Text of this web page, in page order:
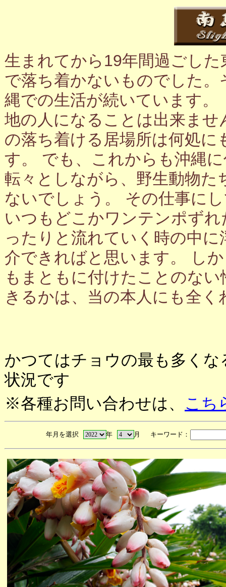
生まれてから19年間過ごし
で落ち着かないものでした
縄での生活が続いています
地の人になることは出来ま
の落ち着ける居場所は何処
す。 でも、これからも沖縄
転々としながら、野生動物
ないでしょう。 その仕事に
いつもどこかワンテンポず
ったりと流れていく時の中
介できればと思います。 し
もまともに付けたことのな
きるかは、当の本人にも全く
かつてはチョウの最も多く
状況です
※各種お問い合わせは、 こち
年月を選択 年 月 キーワード：